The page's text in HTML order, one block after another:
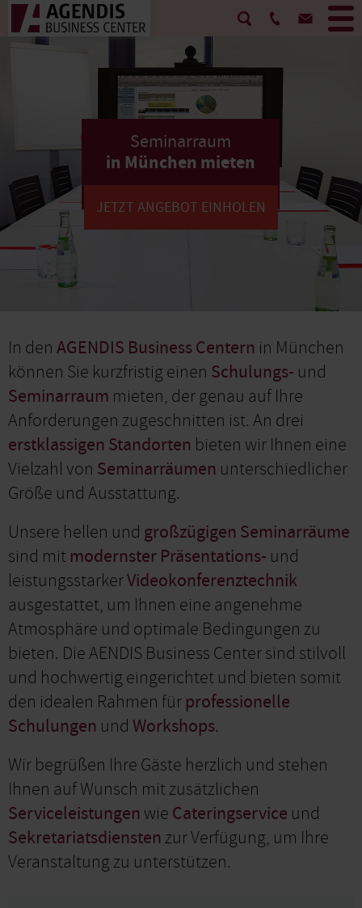
Seminarraum
in München mieten
JETZT ANGEBOT EINHOLEN
In den AGENDIS Business Centern in München
können Sie kurzfristig einen Schulungs- und
Seminarraum mieten, der genau auf Ihre
Anforderungen zugeschnitten ist. An drei
erstklassigen Standorten bieten wir Ihnen eine
Vielzahl von Seminarräumen unterschiedlicher
Größe und Ausstattung.
Unsere hellen und großzügigen Seminarräume
sind mit modernster Präsentations- und
leistungsstarkerVideokonferenztechnik
ausgestattet, um Ihnen eine angenehme
Atmosphäre und optimale Bedingungen zu
bieten. Die AENDIS Business Center sind stilvoll
und hochwertig eingerichtet und bieten somit
den idealen Rahmen für professionelle
Schulungen und Workshops.
Wir begrüßen Ihre Gäste herzlich und stehen
Ihnen auf Wunsch mit zusätzlichen
Serviceleistungen wie Cateringservice und
Sekretariatsdiensten zur Verfügung, um Ihre
Veranstaltung zu unterstützen.